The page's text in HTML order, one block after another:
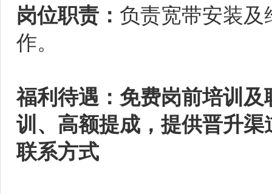
岗位职责： 负责宽带安装
作。
福利待遇：免费岗前培训
训、高额提成，提供晋升渠
联系方式